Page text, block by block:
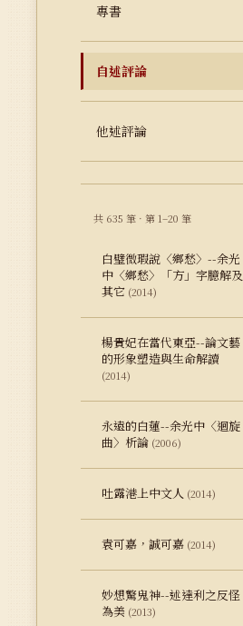
專書
自述評論
他述評論
共 635 筆 · 第 1–20 筆
白璧微瑕說〈鄉愁〉--余光
中〈鄉愁〉「方」字臆解及
其它 (2014)
楊貴妃在當代東亞--論文藝
的形象塑造與生命解讀
(2014)
永遠的白蓮--余光中〈迴旋
曲〉析論 (2006)
吐露港上中文人 (2014)
袁可嘉，誠可嘉 (2014)
妙想驚鬼神--述達利之反怪
為美 (2013)